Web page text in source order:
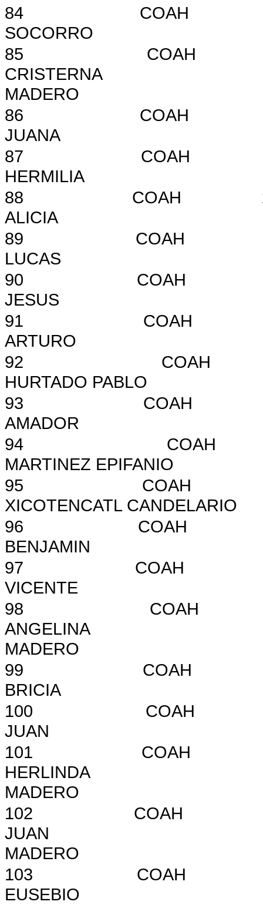
84 COAH
SOCORRO
85 COAH
CRISTERNA
MADERO
86 COAH
JUANA
87 COAH
HERMILIA
88 COAH
ALICIA
89 COAH
LUCAS
90 COAH
JESUS
91 COAH
ARTURO
92 COAH
HURTADO PABLO
93 COAH
AMADOR
94 COAH
MARTINEZ EPIFANIO
95 COAH
XICOTENCATL CANDELARIO
96 COAH
BENJAMIN
97 COAH
VICENTE
98 COAH
ANGELINA
MADERO
99 COAH
BRICIA
100 COAH
JUAN
101 COAH
HERLINDA
MADERO
102 COAH
JUAN
MADERO
103 COAH 1688
EUSEBIO